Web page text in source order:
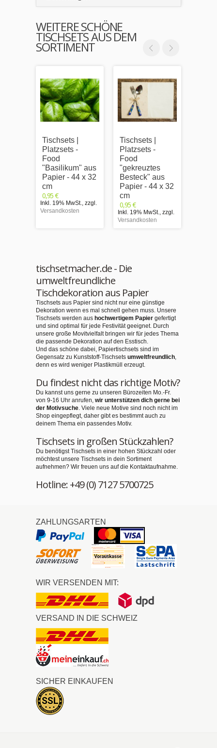
WEITERE SCHÖNE
TISCHSETS AUS DEM
SORTIMENT
Tischsets |
Platzsets -
Food
"Basilikum" aus
Papier - 44 x 32
cm
0,95 €
Inkl. 19% MwSt., zzgl.
Versandkosten
Tischsets |
Platzsets -
Food
"gekreuztes
Besteck" aus
Papier - 44 x 32
cm
0,95 €
Inkl. 19% MwSt., zzgl.
Versandkosten
tischsetmacher.de - Die
umweltfreundliche
Tischdekoration aus Papier
Tischsets aus Papier sind nicht nur eine günstige
Dekoration wenn es mal schnell gehen muss. Unsere
Tischsets werden aus hochwertigem Papier gefertigt
und sind optimal für jede Festivität geeignet. Durch
unsere große Movitvielfalt bringen wir für jedes Thema
die passende Dekoration auf den Esstisch.
Und das schöne dabei, Papiertischsets sind im
Gegensatz zu Kunststoff-Tischsets umweltfreundlich,
denn es wird weniger Plastikmüll erzeugt.
Du findest nicht das richtige Motiv?
Du kannst uns gerne zu unseren Bürozeiten Mo.-Fr.
von 9-16 Uhr anrufen, wir unterstützen dich gerne bei
der Motivsuche. Viele neue Motive sind noch nicht im
Shop eingepflegt, daher gibt es bestimmt auch zu
deinem Thema ein passendes Motiv.
Tischsets in großen Stückzahlen?
Du benötigst Tischsets in einer hohen Stückzahl oder
möchtest unsere Tischsets in dein Sortiment
aufnehmen? Wir freuen uns auf die Kontaktaufnahme.
Hotline: +49 (0) 7127 5700725
ZAHLUNGSARTEN
WIR VERSENDEN MIT:
VERSAND IN DIE SCHWEIZ
SICHER EINKAUFEN